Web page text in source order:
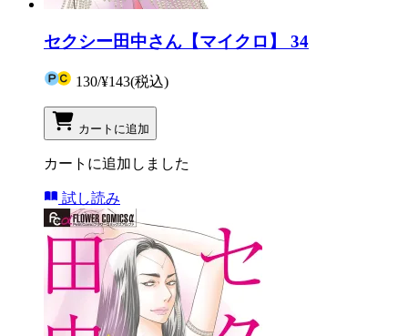
セクシー田中さん【マイクロ】 34
130/¥143(税込)
カートに追加
カートに追加しました
試し読み